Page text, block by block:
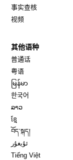
事实查核
视频
其他语种
普通话
粤语
မြန်မာ
한국어
ລາວ
ខ្មែ
བོད་སྐད།
ئۇيغۇر
Tiếng Việt